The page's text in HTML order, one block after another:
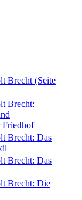
Brecht (Seite
Brecht:
Friedhof
Brecht: Das
Brecht: Das
Brecht: Die